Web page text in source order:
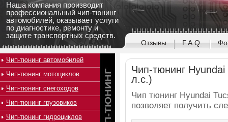
Наша компания производит
профессиональный чип-тюнинг
автомобилей, оказывает услуги
по диагностике, ремонту и
защите транспортных средств.
Отзывы F.A.Q.
Чип-тюнинг
л.с.)
Чип тюнинг Hyundai
позволяет получить
Чип-тюнинг автомобилей
Чип-тюнинг мотоциклов
Чип-тюнинг снегоходов
Чип-тюнинг грузовиков
Чип-тюнинг гидроциклов